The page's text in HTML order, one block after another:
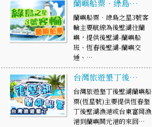
蘭嶼船票‧綠島…
蘭嶼船票‧綠島之星3號客
輪主要航線為後壁湖往蘭
嶼，提供後壁湖-蘭嶼船
班、恆春後壁湖-蘭嶼交
通、…
台灣旅遊墾丁後…
台灣旅遊墾丁後壁湖蘭嶼船
票(恆星號)主要提供恆春墾
丁後壁湖漁港或台東富岡漁
港到蘭嶼開元港的來回…